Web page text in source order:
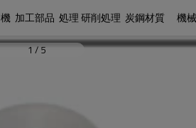
加工部品  処理 研削処理  炭鋼材質 　機
1 / 5